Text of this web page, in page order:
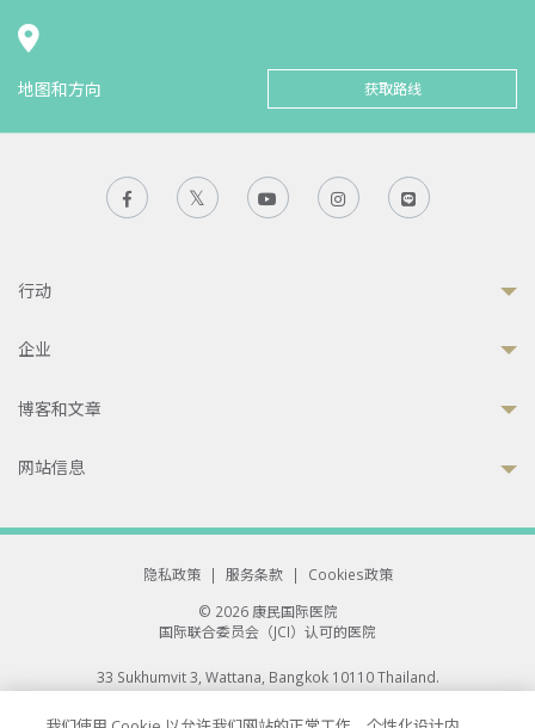
地图和方向 获取路线
行动
企业
博客和文章
网站信息
隐私政策 | 服务条款 |
Cookies政策
© 2026 康民国际医院
国际联合委员会（JCI）认可的医院
33 Sukhumvit 3, Wattana, Bangkok 10110 Thailand.
All rights reserved.